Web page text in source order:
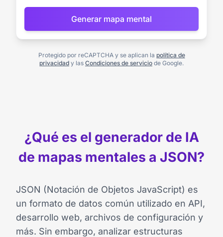
Generar mapa mental
Protegido por reCAPTCHA y se aplican la política de
privacidad y las Condiciones de servicio de Google.
¿Qué es el generador de IA
de mapas mentales a JSON?
JSON (Notación de Objetos JavaScript) es
un formato de datos común utilizado en API,
desarrollo web, archivos de configuración y
más. Sin embargo, analizar estructuras